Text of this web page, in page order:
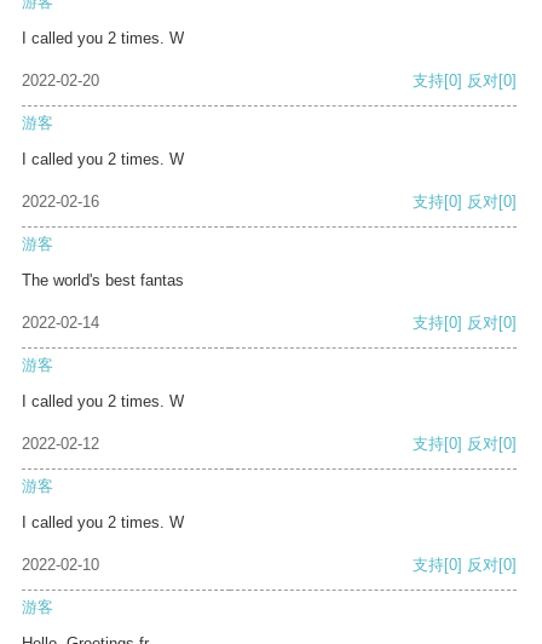
I called you 2 times. W
2022-02-20 支持[0] 反对[0]
游客
I called you 2 times. W
2022-02-16 支持[0] 反对[0]
游客
The world's best fantas
2022-02-14 支持[0] 反对[0]
游客
I called you 2 times. W
2022-02-12 支持[0] 反对[0]
游客
I called you 2 times. W
2022-02-10 支持[0] 反对[0]
游客